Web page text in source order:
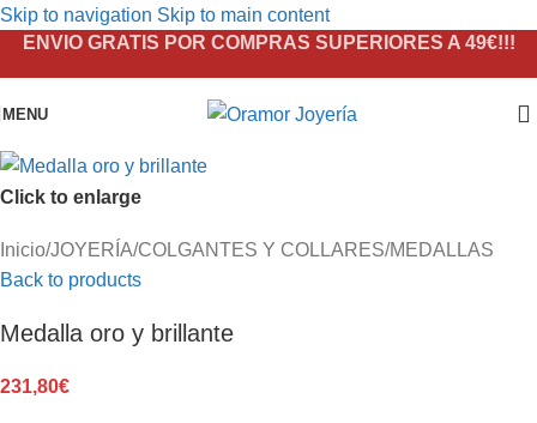
Skip to navigation Skip to main content
ENVIO GRATIS POR COMPRAS SUPERIORES A 49€!!!
MENU
Click to enlarge
Inicio/JOYERÍA/COLGANTES Y COLLARES/MEDALLAS
Back to products
Medalla oro y brillante
231,80€